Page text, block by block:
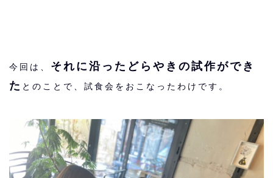
今回は、 それに沿ったどらやきの試作ができ
た とのことで、試食会をおこなったわけです。